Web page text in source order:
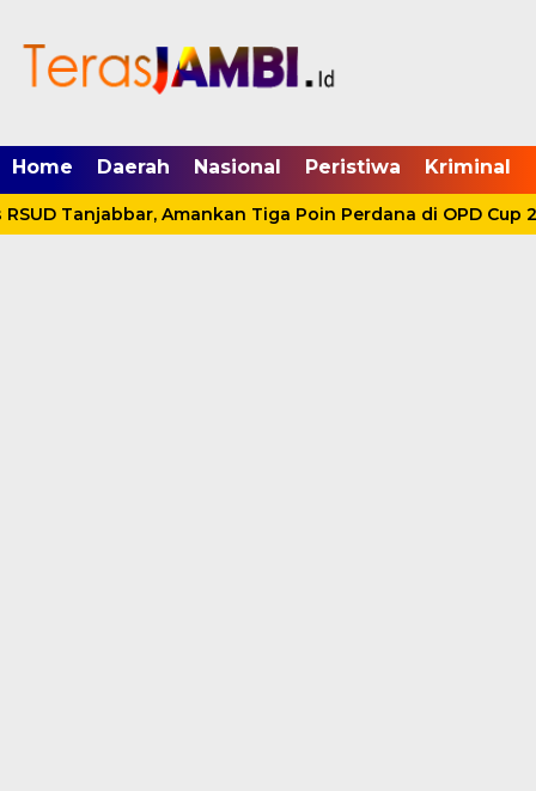
Home Daerah Nasional Peristiwa Kriminal
Tanjabbar, Amankan Tiga Poin Perdana di OPD Cup